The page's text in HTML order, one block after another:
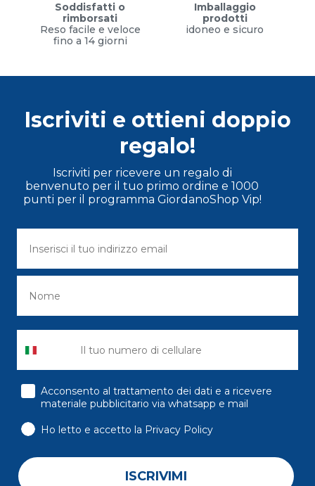
Soddisfatti o
rimborsati
Reso facile e veloce
fino a 14 giorni
Imballaggio
prodotti
idoneo e sicuro
Iscriviti e ottieni doppio
regalo!
Iscriviti per ricevere un regalo di
benvenuto per il tuo primo ordine e 1000
punti per il programma GiordanoShop Vip!
consenso
Acconsento al trattamento dei dati e a ricevere
materiale pubblicitario via whatsapp e mail
Ho letto e accetto la Privacy Policy
ISCRIVIMI